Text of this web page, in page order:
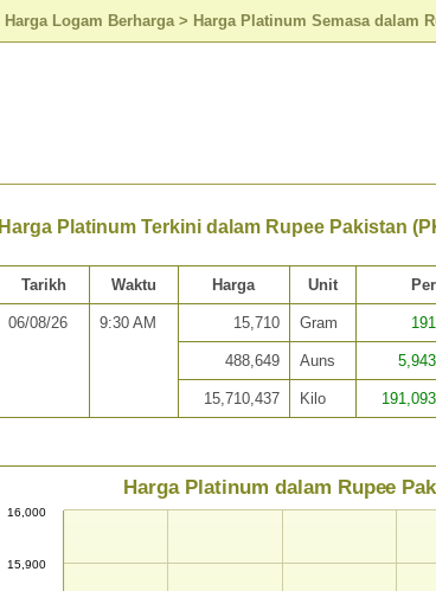
Harga Logam Berharga > Harga Platinum Semasa dalam
Harga Platinum Terkini dalam Rupee Pakistan
Tarikh Waktu Harga Unit
06/08/26 9:30 AM 15,710 Gram
488,649 Auns
15,710,437 Kilo
Harga Platinum dalam Rupee
15,900
16,000